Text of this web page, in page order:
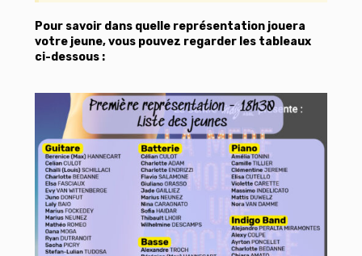
Pour savoir dans quelle représentation jouera
votre jeune, vous pouvez regarder les tableaux
ci-dessous :